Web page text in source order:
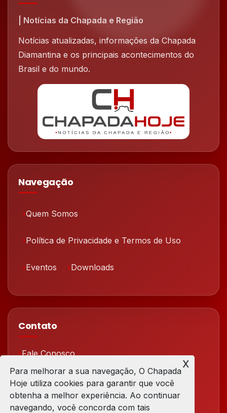
| Notícias da Chapada e Região
Notícias atualizadas, informações da Chapada
Diamantina e os principais acontecimentos do
Brasil e do mundo.
Navegação
Quem Somos
Política de Privacidade e Termos de Uso
Eventos Downloads
Contato
Fale Conosco
Redes Sociais
Para melhorar a sua navegação, O Chapada
Hoje utiliza cookies para garantir que você
obtenha a melhor experiência. Ao continuar
navegando, você concorda com tais
x